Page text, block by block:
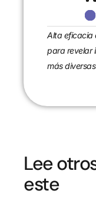
Alta eficacia
para revelar
más
Lee
este